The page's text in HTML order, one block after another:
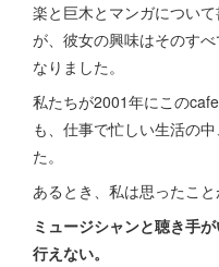
楽と巨木とマンガについ
が、彼女の興味はそのす
なりました。
私たちが2001年にこの
も、仕事で忙しい生活の
た。
あるとき、私は思ったこと
ミュージシャンと聴き手
行えない。